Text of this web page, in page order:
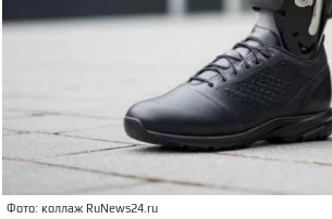
Фото: коллаж RuNews24.ru